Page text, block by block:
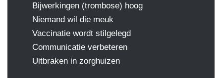
Bijwerkingen (trombose) hoog
Niemand wil die meuk
Vaccinatie wordt stilgelegd
Communicatie verbeteren
Uitbraken in zorghuizen